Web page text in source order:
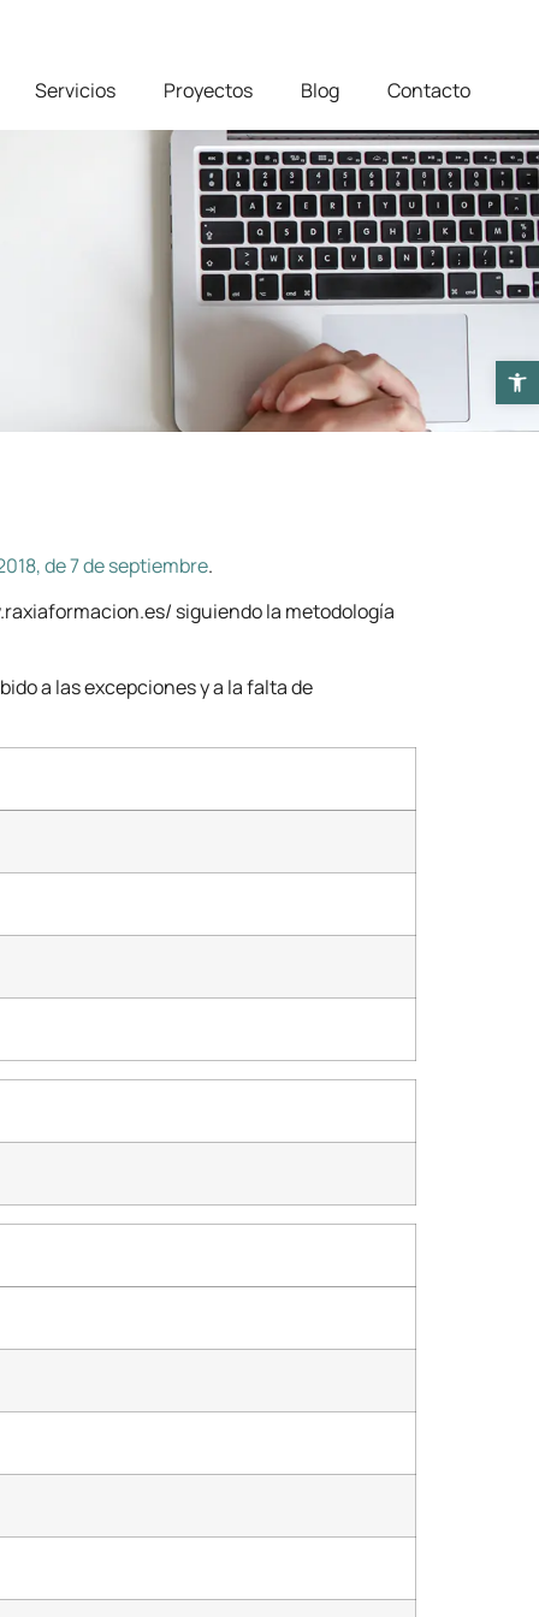
Servicios Proyectos Blog Contacto
de 7 de septiembre.
siguiendo la metodología
a las excepciones y a la falta de
Abrir